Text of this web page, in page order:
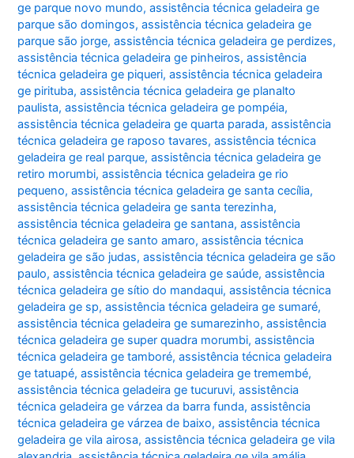
ge parque novo mundo,assistência técnica geladeira ge
parque são domingos,assistência técnica geladeira ge
parque são jorge,assistência técnica geladeira ge perdizes,
assistência técnica geladeira ge pinheiros,assistência
técnica geladeira ge piqueri,assistência técnica geladeira
ge pirituba,assistência técnica geladeira ge planalto
paulista,assistência técnica geladeira ge pompéia,
assistência técnica geladeira ge quarta parada,assistência
técnica geladeira ge raposo tavares,assistência técnica
geladeira ge real parque,assistência técnica geladeira ge
retiro morumbi,assistência técnica geladeira ge rio
pequeno,assistência técnica geladeira ge santa cecília,
assistência técnica geladeira ge santa terezinha,
assistência técnica geladeira ge santana,assistência
técnica geladeira ge santo amaro,assistência técnica
geladeira ge são judas,assistência técnica geladeira ge são
paulo,assistência técnica geladeira ge saúde,assistência
técnica geladeira ge sítio do mandaqui,assistência técnica
geladeira ge sp,assistência técnica geladeira ge sumaré,
assistência técnica geladeira ge sumarezinho,assistência
técnica geladeira ge super quadra morumbi,assistência
técnica geladeira ge tamboré,assistência técnica geladeira
ge tatuapé,assistência técnica geladeira ge tremembé,
assistência técnica geladeira ge tucuruvi,assistência
técnica geladeira ge várzea da barra funda,assistência
técnica geladeira ge várzea de baixo,assistência técnica
geladeira ge vila airosa,assistência técnica geladeira ge vila